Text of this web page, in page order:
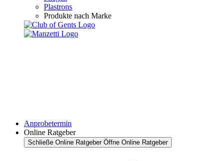
Plastrons
Produkte nach Marke
Anprobetermin
Online Ratgeber
Schließe Online Ratgeber Öffne Online Ratgeber